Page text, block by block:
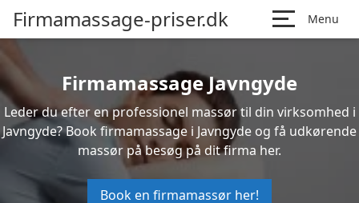
Firmamassage-priser.dk Menu
Firmamassage Javngyde
Leder du efter en professionel massør til din virksomhed i
Javngyde? Book firmamassage i Javngyde og få udkørende
massør på besøg på dit firma her.
Book en firmamassør her!